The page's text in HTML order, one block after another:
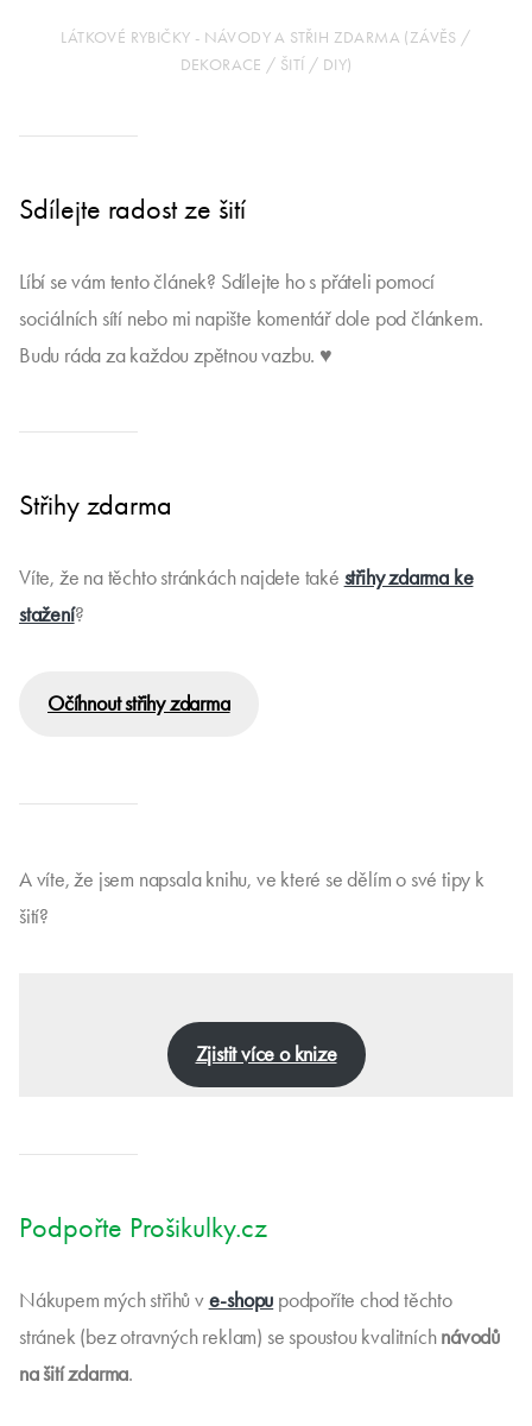
LÁTKOVÉ RYBIČKY - NÁVODY A STŘIH ZDARMA (ZÁVĚS /
DEKORACE / ŠITÍ / DIY)
Sdílejte radost ze šití
Líbí se vám tento článek? Sdílejte ho s přáteli pomocí
sociálních sítí nebo mi napište komentář dole pod článkem.
Budu ráda za každou zpětnou vazbu. ♥
Střihy zdarma
Víte, že na těchto stránkách najdete také střihy zdarma ke
stažení?
Očíhnout střihy zdarma
A víte, že jsem napsala knihu, ve které se dělím o své tipy k
šití?
Zjistit více o knize
Podpořte Prošikulky.cz
Nákupem mých střihů ve-shopu podpoříte chod těchto
stránek (bez otravných reklam) se spoustou kvalitníchnávodů
na šití zdarma.